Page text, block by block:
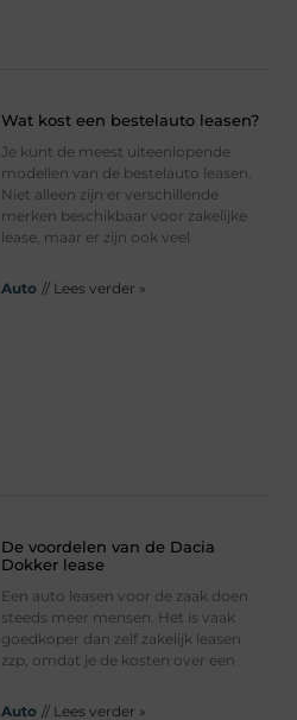
Wat kost een bestelauto leasen?
Je kunt de meest uiteenlopende
modellen van de bestelauto leasen.
Niet alleen zijn er verschillende
merken beschikbaar voor zakelijke
lease, maar er zijn ook veel
Auto // Lees verder »
De voordelen van de Dacia
Dokker lease
Een auto leasen voor de zaak doen
steeds meer mensen. Het is vaak
goedkoper dan zelf zakelijk leasen
zzp, omdat je de kosten over een
Auto // Lees verder »